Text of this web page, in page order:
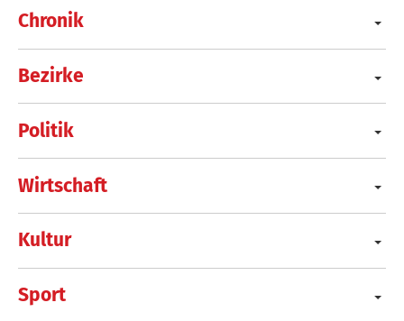
Chronik
Bezirke
Politik
Wirtschaft
Kultur
Sport